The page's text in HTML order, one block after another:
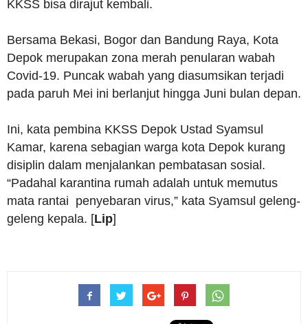
KKSS bisa dirajut kembali.
Bersama Bekasi, Bogor dan Bandung Raya, Kota
Depok merupakan zona merah penularan wabah
Covid-19. Puncak wabah yang diasumsikan terjadi
pada paruh Mei ini berlanjut hingga Juni bulan depan.
Ini, kata pembina KKSS Depok Ustad Syamsul
Kamar, karena sebagian warga kota Depok kurang
disiplin dalam menjalankan pembatasan sosial.
“Padahal karantina rumah adalah untuk memutus
mata rantai penyebaran virus,” kata Syamsul geleng-
geleng kepala. [Lip]